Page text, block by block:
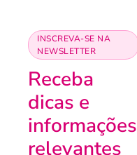
INSCREVA-SE NA
NEWSLETTER
Receba
dicas e
informações
relevantes